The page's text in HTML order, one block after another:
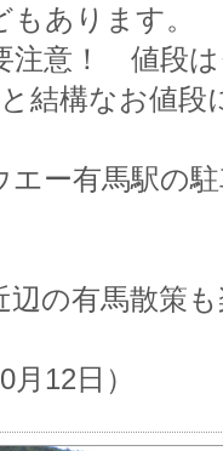
あります。
注意！ 値段
結構なお値段
ー有馬駅の
辺の有馬散策
月12日）